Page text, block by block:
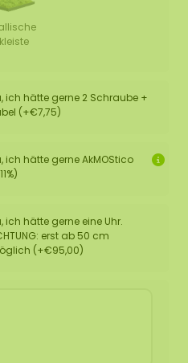
ich hätte gerne 2 Schraube +
(+€7,75)
ich hätte gerne AkMOStico
ich hätte gerne eine Uhr.
erst ab 50 cm
(+€95,00)